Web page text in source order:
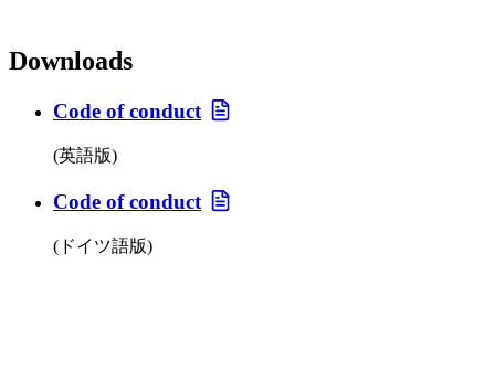
Downloads
Code of conduct
(英語版)
Code of conduct
(ドイツ語版)